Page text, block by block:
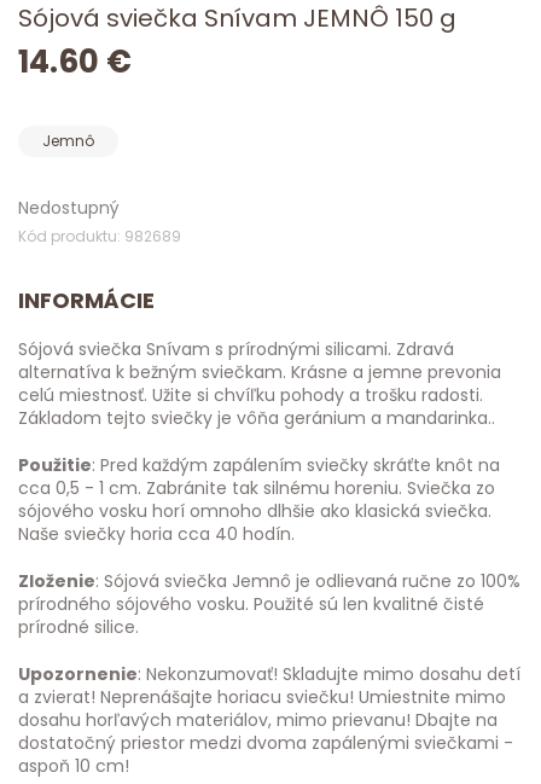
Sójová sviečka Snívam JEMNÔ 150 g
14.60 €
Jemnô
Nedostupný
Kód produktu: 982689
INFORMÁCIE
Sójová sviečka Snívam s prírodnými silicami. Zdravá
alternatíva k bežným sviečkam. Krásne a jemne prevonia
celú miestnosť. Užite si chvíľku pohody a trošku radosti.
Základom tejto sviečky je vôňa geránium a mandarinka..
Použitie: Pred každým zapálením sviečky skráťte knôt na
cca 0,5 - 1 cm. Zabránite tak silnému horeniu. Sviečka zo
sójového vosku horí omnoho dlhšie ako klasická sviečka.
Naše sviečky horia cca 40 hodín.
Zloženie: Sójová sviečka Jemnô je odlievaná ručne zo 100%
prírodného sójového vosku. Použité sú len kvalitné čisté
prírodné silice.
Upozornenie: Nekonzumovať! Skladujte mimo dosahu detí
a zvierat! Neprenášajte horiacu sviečku! Umiestnite mimo
dosahu horľavých materiálov, mimo prievanu! Dbajte na
dostatočný priestor medzi dvoma zapálenými sviečkami -
aspoň 10 cm!